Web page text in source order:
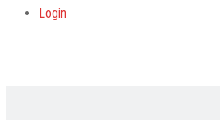
Login